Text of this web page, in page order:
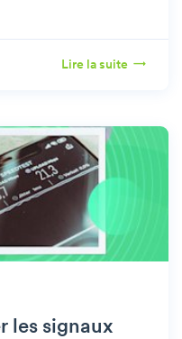
Lire la suite
les signaux